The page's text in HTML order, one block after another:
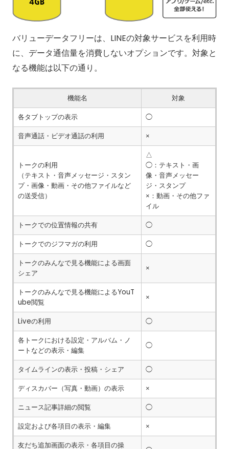
バリューデータフリーは、LINEの対象サービスを利用時
に、データ通信量を消費しないオプションです。対象と
なる機能は以下の通り。
機能名
対象
各タブトップの表示
◯
音声通話・ビデオ通話の利用
×
トークの利用
（テキスト・音声メッセージ・スタン
プ・画像・動画・その他ファイルなど
の送受信）
△
◯：テキスト・画
像・音声メッセー
ジ・スタンプ
×：動画・その他ファ
イル
トークでの位置情報の共有
◯
トークでのジフマガの利用
◯
トークのみんなで見る機能による画面
シェア
×
トークのみんなで見る機能によるYouT
ube閲覧
×
Liveの利用
◯
各トークにおける設定・アルバム・ノ
ートなどの表示・編集
◯
タイムラインの表示・投稿・シェア
◯
ディスカバー（写真・動画）の表示
×
ニュース記事詳細の閲覧
◯
設定および各項目の表示・編集
×
友だち追加画面の表示・各項目の操